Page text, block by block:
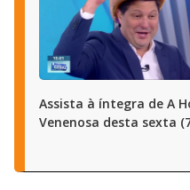
Assista à íntegra de A
Venenosa desta sexta